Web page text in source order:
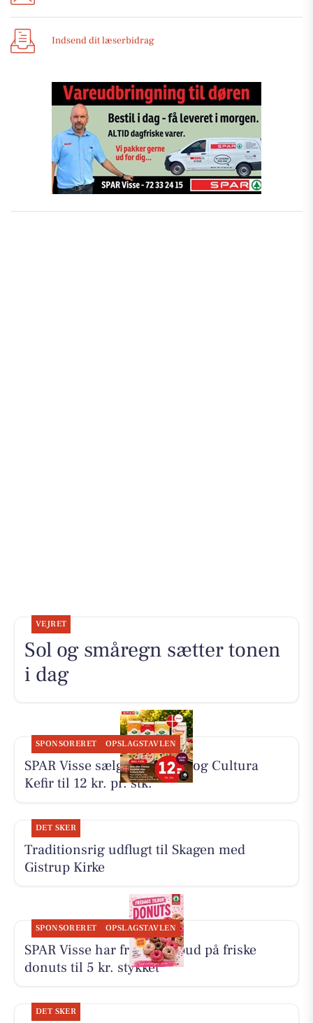
Indsend dit læserbidrag
VEJRET
Sol og småregn sætter tonen
i dag
SPONSORERET OPSLAGSTAVLEN
SPAR Visse sælger koldskål og Cultura
Kefir til 12 kr. pr. stk.
DET SKER
Traditionsrig udflugt til Skagen med
Gistrup Kirke
SPONSORERET OPSLAGSTAVLEN
SPAR Visse har fredagstilbud på friske
donuts til 5 kr. stykket
DET SKER